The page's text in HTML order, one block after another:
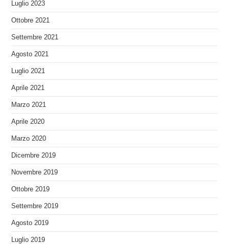
Luglio 2023
Ottobre 2021
Settembre 2021
Agosto 2021
Luglio 2021
Aprile 2021
Marzo 2021
Aprile 2020
Marzo 2020
Dicembre 2019
Novembre 2019
Ottobre 2019
Settembre 2019
Agosto 2019
Luglio 2019